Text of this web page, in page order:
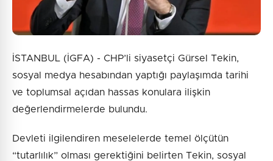
İSTANBUL (İGFA) - CHP’li siyasetçi Gürsel Tekin,
sosyal medya hesabından yaptığı paylaşımda tarihi
ve toplumsal açıdan hassas konulara ilişkin
değerlendirmelerde bulundu.
Devleti ilgilendiren meselelerde temel ölçütün
“tutarlılık” olması gerektiğini belirten Tekin, sosyal